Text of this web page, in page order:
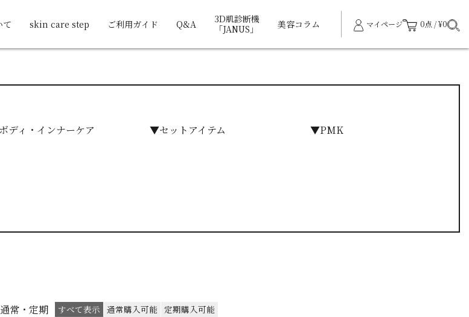
skin care step ご利用ガイド Q&A
3D肌診断機
「JANUS」
美容コラム マイページ 0点 / ¥0
ディ・インナーケア ▼セットアイテム ▼PMK
通常・定期 すべて表示 通常購入可能 定期購入可能